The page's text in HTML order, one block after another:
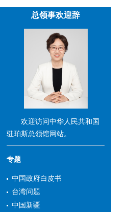
总领事欢迎辞
欢迎访问中华人民共和国
驻珀斯总领馆网站。
专题
中国政府白皮书
台湾问题
中国新疆